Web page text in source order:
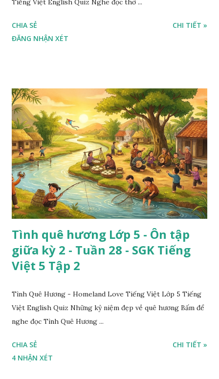
Tiếng Việt English Quiz Nghe đọc thơ ...
CHIA SẺ
ĐĂNG NHẬN XÉT
CHI TIẾT »
Tình quê hương Lớp 5 - Ôn tập
giữa kỳ 2 - Tuần 28 - SGK Tiếng
Việt 5 Tập 2
Tình Quê Hương - Homeland Love Tiếng Việt Lớp 5 Tiếng
Việt English Quiz Những kỷ niệm đẹp về quê hương Bấm để
nghe đọc Tình Quê Hương ...
CHIA SẺ
4 NHẬN XÉT
CHI TIẾT »